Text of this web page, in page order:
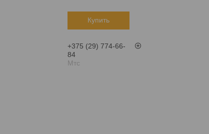
Купить
+375 (29) 774-66-
84
Мтс